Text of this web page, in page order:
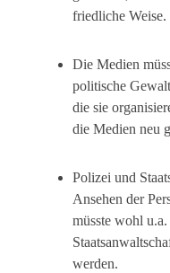
friedliche Weise.
Die Medien
politische
die sie
die Medien neu
Polizei und
Ansehen der
müsste wohl
werden.